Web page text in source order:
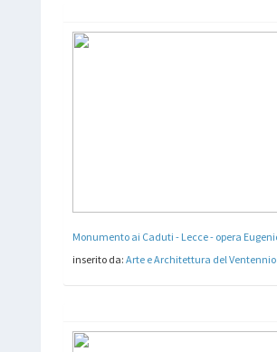
inserito da: Arte e Architettura del Ventennio